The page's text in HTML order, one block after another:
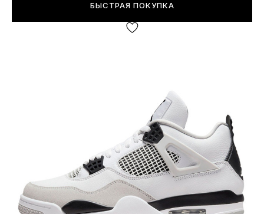
БЫСТРАЯ ПОКУПКА